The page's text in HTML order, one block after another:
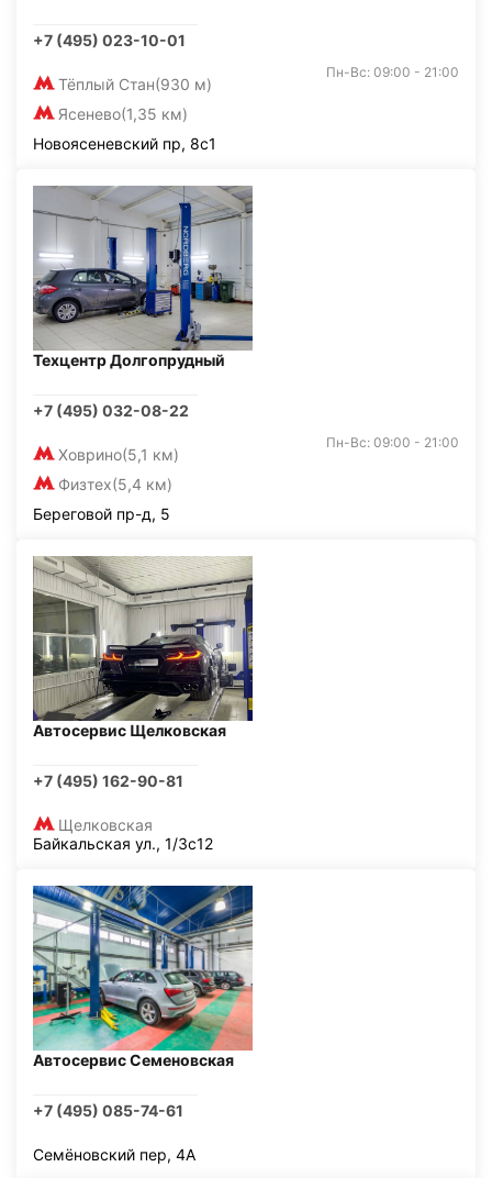
+7 (495) 023-10-01
Тёплый Стан(930 м)
Ясенево(1,35 км)
Пн-Вс: 09:00 - 21:00
Новоясеневский пр, 8с1
Техцентр Долгопрудный
+7 (495) 032-08-22
Ховрино(5,1 км)
Физтех(5,4 км)
Пн-Вс: 09:00 - 21:00
Береговой пр-д, 5
Автосервис Щелковская
+7 (495) 162-90-81
Щелковская
Байкальская ул., 1/3с12
Автосервис Семеновская
+7 (495) 085-74-61
Семёновский пер, 4А